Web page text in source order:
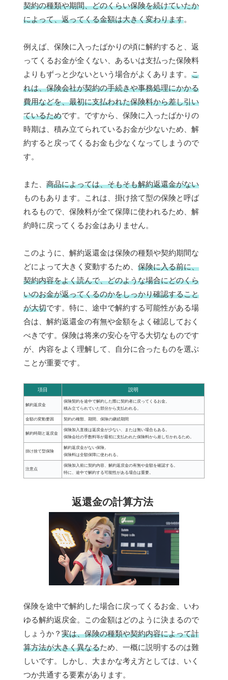
契約の種類や期間、どのくらい保険を続けていたか
によって、返ってくる金額は大きく変わります。
例えば、保険に入ったばかりの頃に解約すると、返
ってくるお金が全くない、あるいは支払った保険料
よりもずっと少ないという場合がよくあります。 こ
れは、保険会社が契約の手続きや事務処理にかかる
費用などを、最初に支払われた保険料から差し引い
ているためです。ですから、保険に入ったばかりの
時期は、積み立てられているお金が少ないため、解
約すると戻ってくるお金も少なくなってしまうので
す。
また、 商品によっては、そもそも解約返還金がない
ものもあります。これは、掛け捨て型の保険と呼ば
れるもので、保険料が全て保障に使われるため、解
約時に戻ってくるお金はありません。
このように、解約返還金は保険の種類や契約期間な
どによって大きく変動するため、 保険に入る前に、
契約内容をよく読んで、どのような場合にどのくら
いのお金が返ってくるのかをしっかり確認すること
が大切です。特に、途中で解約する可能性がある場
合は、解約返還金の有無や金額をよく確認しておく
べきです。保険は将来の安心を守る大切なものです
が、内容をよく理解して、自分に合ったものを選ぶ
ことが重要です。
項目 説明
解約返戻金
保険契約を途中で解約した際に契約者に戻ってくるお金。
積み立てられていた部分から支払われる。
金額の変動要因 契約の種類、期間、保険の継続期間
解約時期と返戻金
保険加入直後は返戻金が少ない、または無い場合もある。
保険会社の手数料等が最初に支払われた保険料から差し引かれるため。
掛け捨て型保険
解約返戻金がない保険。
保険料は全額保障に使われる。
注意点
保険加入前に契約内容、解約返戻金の有無や金額を確認する。
特に、途中で解約する可能性がある場合は重要。
返還金の計算方法
保険を途中で解約した場合に戻ってくるお金、いわ
ゆる解約返戻金。この金額はどのように決まるので
しょうか？ 実は、保険の種類や契約内容によって計
算方法が大きく異なるため、一概に説明するのは難
しいです。しかし、大まかな考え方としては、いく
つか共通する要素があります。